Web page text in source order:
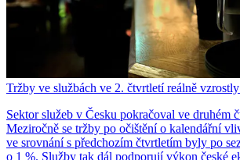
Tržby ve službách ve 2. čtvrtletí reálně
Sektor služeb v Česku pokračoval ve druhém
Meziročně se tržby po očištění o kalendářní
ve srovnání s předchozím čtvrtletím byly po
o 1 %. Služby tak dál podporují výkon české